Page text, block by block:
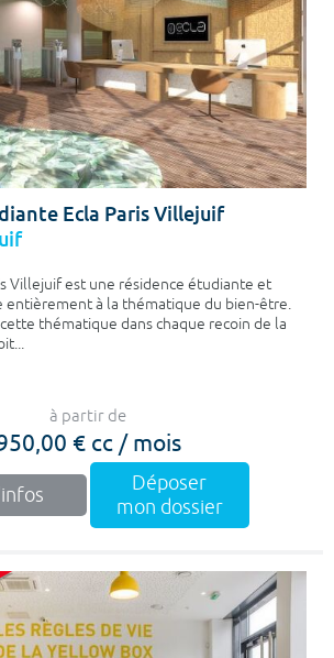
Ecla Paris Villejuif
Villejuif est une résidence étudiante et
entièrement à la thématique du bien-être.
thématique dans chaque recoin de la
à partir de
€ cc / mois
Déposer
mon dossier